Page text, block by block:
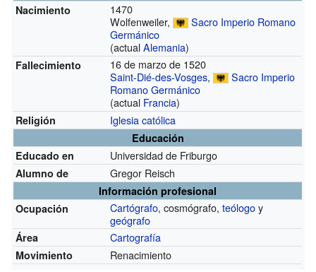
Nacimiento
1470
Wolfenweiler,
Sacro Imperio Romano
Germánico
(actualAlemania)
Fallecimiento
16 de marzo de 1520
Saint-Dié-des-Vosges,
Sacro Imperio
Romano Germánico
(actual Francia)
Religión Iglesia católica
Educación
Educado en
Universidad de Friburgo
Alumno de Gregor Reisch
Información profesional
Ocupación
Cartógrafo, cosmógrafo,teólogoy
geógrafo
Área Cartografía
Movimiento Renacimiento